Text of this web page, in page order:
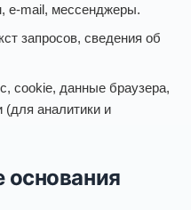
e-mail, мессенджеры.
запросов, сведения об
cookie, данные браузера,
(для аналитики и
основания